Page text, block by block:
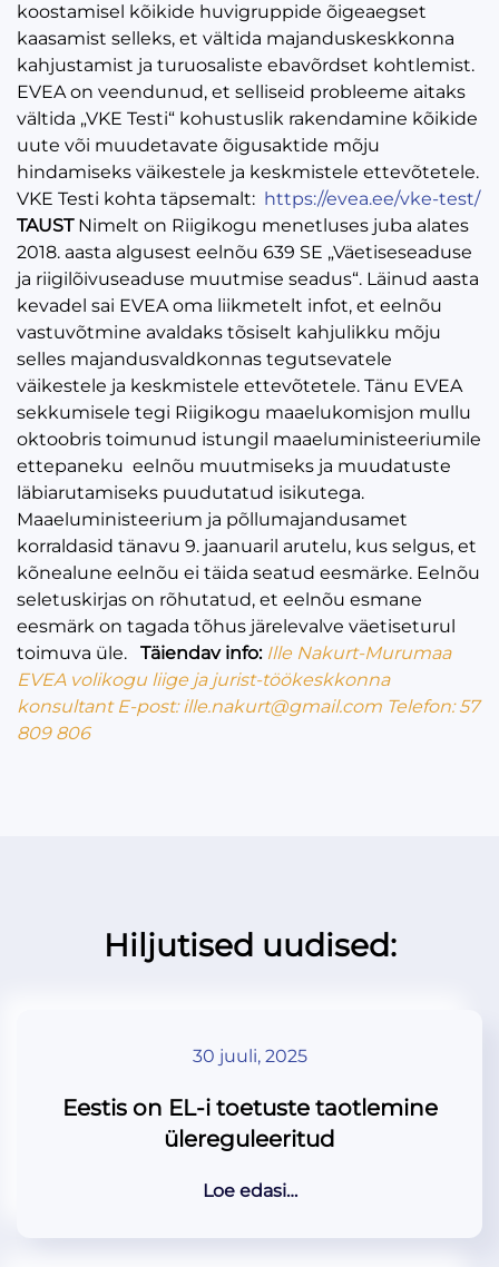
koostamisel kõikide huvigruppide õigeaegset
kaasamist selleks, et vältida majanduskeskkonna
kahjustamist ja turuosaliste ebavõrdset kohtlemist.
EVEA on veendunud, et selliseid probleeme aitaks
vältida „VKE Testi“ kohustuslik rakendamine kõikide
uute või muudetavate õigusaktide mõju
hindamiseks väikestele ja keskmistele ettevõtetele.
VKE Testi kohta täpsemalt: https://evea.ee/vke-test/
TAUSTNimelt on Riigikogu menetluses juba alates
2018. aasta algusest eelnõu 639 SE „Väetiseseaduse
ja riigilõivuseaduse muutmise seadus“. Läinud aasta
kevadel sai EVEA oma liikmetelt infot, et eelnõu
vastuvõtmine avaldaks tõsiselt kahjulikku mõju
selles majandusvaldkonnas tegutsevatele
väikestele ja keskmistele ettevõtetele. Tänu EVEA
sekkumisele tegi Riigikogu maaelukomisjon mullu
oktoobris toimunud istungil maaeluministeeriumile
ettepaneku eelnõu muutmiseks ja muudatuste
läbiarutamiseks puudutatud isikutega.
Maaeluministeerium ja põllumajandusamet
korraldasid tänavu 9. jaanuaril arutelu, kus selgus, et
kõnealune eelnõu ei täida seatud eesmärke. Eelnõu
seletuskirjas on rõhutatud, et eelnõu esmane
eesmärk on tagada tõhus järelevalve väetiseturul
toimuva üle.
Täiendav info: Ille Nakurt-Murumaa
EVEA volikogu liige ja jurist-töökeskkonna
konsultant E-post: ille.nakurt@gmail.com Telefon: 57
809 806
Hiljutised uudised:
30 juuli, 2025
Eestis on EL-i toetuste taotlemine
ülereguleeritud
Loe edasi…